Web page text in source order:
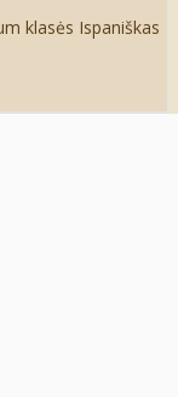
klasės Ispaniškas